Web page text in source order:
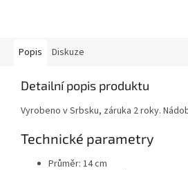
Popis Diskuze
Detailní popis produktu
Vyrobeno v Srbsku, záruka 2 roky.
Technické parametry
Průměr: 14 cm